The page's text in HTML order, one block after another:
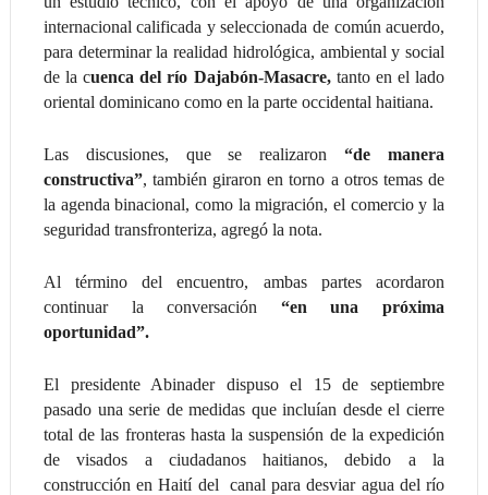
internacional calificada y seleccionada de común acuerdo,
para determinar la realidad hidrológica, ambiental y social
de la cuenca del río Dajabón-Masacre,tanto en el lado
oriental dominicano como en la parte occidental haitiana.
Las discusiones, que se realizaron“de manera
constructiva”, también giraron en torno a otros temas de
la agenda binacional, como la migración, el comercio y la
seguridad transfronteriza, agregó la nota.
Al término del encuentro, ambas partes acordaron
continuar la conversación “en una próxima
oportunidad”.
El presidente Abinader dispuso el 15 de septiembre
pasado una serie de medidas que incluían desde el cierre
total de las fronteras hasta la suspensión de la expedición
de visados a ciudadanos haitianos, debido a la
construcción en Haití del canal para desviar agua del río